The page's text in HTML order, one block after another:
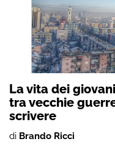
La vita dei
tra vecchie
scrivere
di Brando Ricci